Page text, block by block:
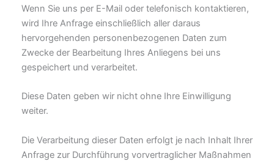
Wenn Sie uns per E-Mail oder telefonisch kontaktieren,
wird Ihre Anfrage einschließlich aller daraus
hervorgehenden personenbezogenen Daten zum
Zwecke der Bearbeitung Ihres Anliegens bei uns
gespeichert und verarbeitet.
Diese Daten geben wir nicht ohne Ihre Einwilligung
weiter.
Die Verarbeitung dieser Daten erfolgt je nach Inhalt Ihrer
Anfrage zur Durchführung vorvertraglicher Maßnahmen